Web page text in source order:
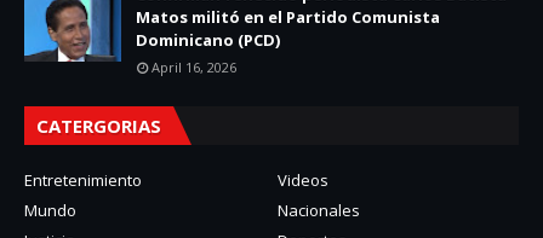
Matos militó en el Partido Comunista
Dominicano (PCD)
April 16, 2026
CATERGORIAS
Entretenimiento
Videos
Mundo
Nacionales